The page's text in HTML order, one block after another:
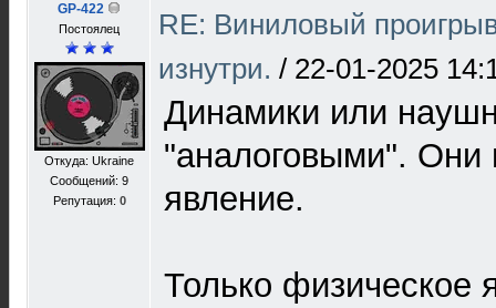
GP-422
Постоялец
Откуда: Ukraine
Сообщений: 9
Репутация: 0
RE: Виниловый
изнутри. / 22-01-2025
Динамики или
"аналоговыми". Они
явление.
Только физическое